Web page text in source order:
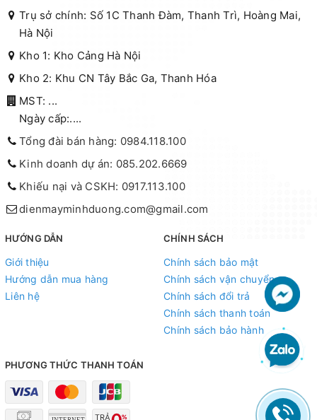
Trụ sở chính: Số 1C Thanh Đàm, Thanh Trì, Hoàng Mai,
Hà Nội
Kho 1: Kho Cảng Hà Nội
Kho 2: Khu CN Tây Bắc Ga, Thanh Hóa
MST: ...
Ngày cấp:....
Tổng đài bán hàng: 0984.118.100
Kinh doanh dự án: 085.202.6669
Khiếu nại và CSKH: 0917.113.100
dienmayminhduong.com@gmail.com
HƯỚNG DẪN
Giới thiệu
Hướng dẫn mua hàng
Liên hệ
CHÍNH SÁCH
Chính sách bảo mật
Chính sách vận chuyển
Chính sách đổi trả
Chính sách thanh toán
Chính sách bảo hành
PHƯƠNG THỨC THANH TOÁN